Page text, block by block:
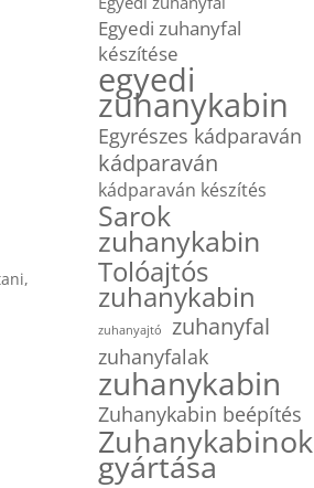
Egyedi zuhanyfal
készítése
egyedi
zuhanykabin
Egyrészes kádparaván
kádparaván
kádparaván készítés
Sarok
zuhanykabin
Tolóajtós
zuhanykabin
zuhanyajtó zuhanyfal
zuhanyfalak
zuhanykabin
Zuhanykabin beépítés
Zuhanykabinok
gyártása